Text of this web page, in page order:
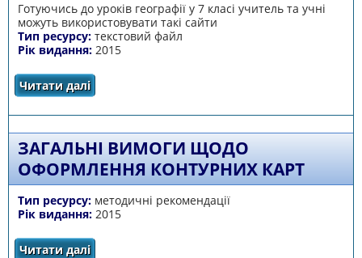
Готуючись до уроків географії у 7 класі учитель та учні
можуть використовувати такі сайти
Тип ресурсу: текстовий файл
Рік видання: 2015
Читати даліпро Інтернет-ресурси з географії для 7 класу
ЗАГАЛЬНІ ВИМОГИ ЩОДО
ОФОРМЛЕННЯ КОНТУРНИХ КАРТ
Тип ресурсу: методичні рекомендації
Рік видання: 2015
Читати далі